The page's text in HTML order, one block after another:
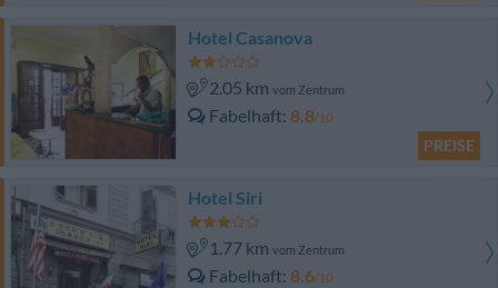
Hotel Casanova
2.05 km vom Zentrum
Fabelhaft 8.8/10
PREISE
Hotel Siri
1.77 km vom Zentrum
Fabelhaft 8.6/10